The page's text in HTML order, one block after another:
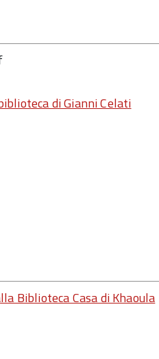
di Gianni Celati
lla Biblioteca Casa di Khaoula